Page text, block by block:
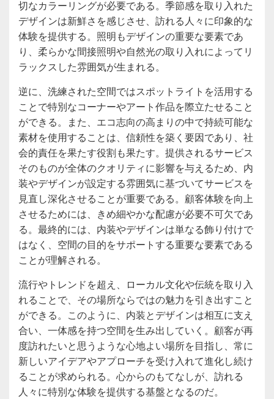
切なカラーリングが必要である。季節感を取り入れた
デザインは新鮮さを感じさせ、訪れる人々に印象的な
体験を提供する。照明もデザインの重要な要素であ
り、柔らかな間接照明や自然光の取り入れによってリ
ラックスした雰囲気が生まれる。
逆に、洗練された空間ではスポットライトを活用する
ことで特別なコーナーやアート作品を際立たせること
ができる。また、エコ志向の高まりの中で持続可能な
素材を使用することは、信頼性を築く要因であり、社
会的責任を果たす役割も果たす。提供されるサービス
そのものが全体のクオリティに影響を与えるため、内
装やデザインが設定する雰囲気に基づいてサービスを
見直し深化させることが重要である。顧客体験を向上
させるためには、きめ細やかな配慮が必要不可欠であ
る。最終的には、内装やデザインは単なる飾り付けで
はなく、空間の目的をサポートする重要な要素である
ことが理解される。
流行やトレンドを超え、ローカル文化や伝統を取り入
れることで、その場所ならではの魅力を引き出すこと
ができる。このように、内装とデザインは相互に支え
合い、一体感を持つ空間を生み出していく。顧客が再
度訪れたいと思うような心地よい場所を目指し、常に
新しいアイデアやアプローチを受け入れて進化し続け
ることが求められる。心からのもてなしが、訪れる
人々に特別な体験を提供する基盤となるのだ。